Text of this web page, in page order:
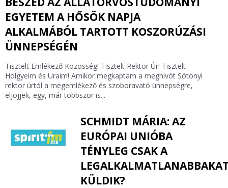
EGYETEM A HŐSÖK NAPJA
ALKALMÁBÓL TARTOTT KOSZORÚZÁSI
ÜNNEPSÉGÉN
Tisztelt Emlékező Közösség! Tisztelt Rektor Úr! Tisztelt
Hölgyeim és Uraim! Amikor megkaptam a meghívót Sótonyi
rektor úrtól a megemlékező és szoboravató ünnepségre,
eljöjjek, egy, már többször is...
SCHMIDT MÁRIA: AZ
EURÓPAI UNIÓBA
TÉNYLEG CSAK A
KÜLDIK?